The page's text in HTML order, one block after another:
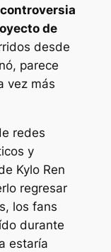
de
desde
parece
vez más
redes
y
Kylo Ren
regresar
los fans
durante
estaría